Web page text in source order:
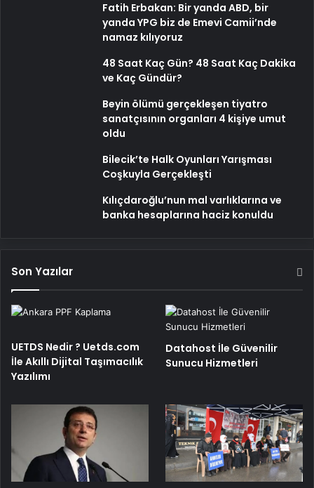
Fatih Erbakan: Bir yanda ABD, bir
yanda YPG biz de Emevi Camii’nde
namaz kılıyoruz
48 Saat Kaç Gün? 48 Saat Kaç Dakika
ve Kaç Gündür?
Beyin ölümü gerçekleşen tiyatro
sanatçısının organları 4 kişiye umut
oldu
Bilecik’te Halk Oyunları Yarışması
Coşkuyla Gerçekleşti
Kılıçdaroğlu’nun mal varlıklarına ve
banka hesaplarına haciz konuldu
Son Yazılar
UETDS Nedir ? Uetds.com
İle Akıllı Dijital Taşımacılık
Yazılımı
Datahost İle Güvenilir
Sunucu Hizmetleri